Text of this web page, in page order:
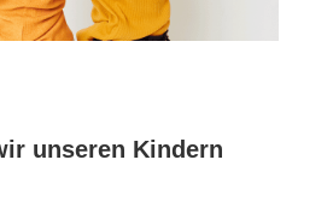
unseren Kindern